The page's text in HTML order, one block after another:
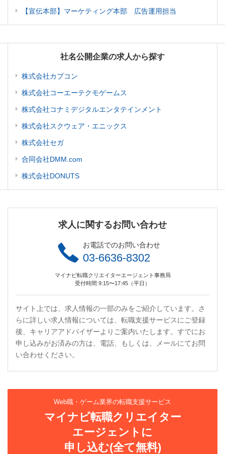
【宣伝本部】マーケティング本部 広告運用担当
社名公開企業の求人から探す
株式会社カプコン
株式会社コーエーテクモゲームス
株式会社コナミデジタルエンタテインメント
株式会社スクウェア・エニックス
株式会社セガ
合同会社DMM.com
株式会社DONUTS
求人に関するお問い合わせ
お電話でのお問い合わせ
03-6636-8302
マイナビ転職クリエイターエージェント事務局
受付時間 9:15〜17:45（平日）
サイト上では、求人情報の一部のみをご紹介しています。さ
らに詳しい求人情報については、転職支援サービスにご登録
後、キャリアアドバイザーよりご案内いたします。すでにお
申し込みがお済みの方は、電話、もしくは、メールにてお問
い合わせください。
Web職・ゲーム業界の転職支援サービス
マイナビ転職クリエイター
エージェントに
申し込む(全て無料)